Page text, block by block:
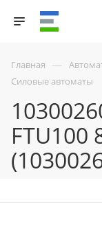
Главная —
Силовые автоматы
FTU100